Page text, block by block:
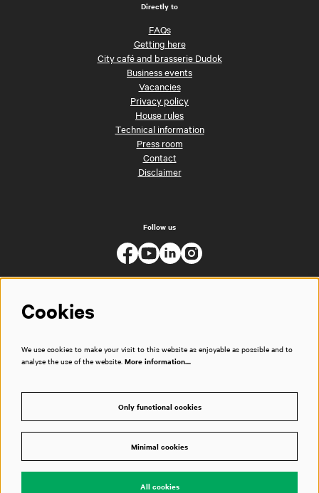
Directly to
FAQs
Getting here
City café and brasserie Dudok
Business events
Vacancies
Privacy policy
House rules
Technical information
Press room
Contact
Disclaimer
Follow us
Cookies
We use cookies to make your visit to this website as enjoyable as possible and to
analyse the use of the website. More information…
Only functional cookies
Minimal cookies
All cookies